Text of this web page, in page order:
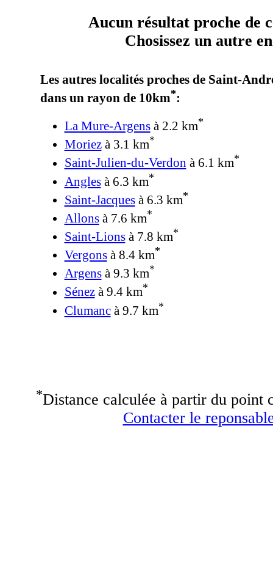
Aucun résultat proche de
Chosissez un autre
Les autres localités proches de Saint-
dans un rayon de 10km*:
La Mure-Argensà 2.2 km*
Moriezà 3.1 km*
Saint-Julien-du-Verdon à 6.1 km*
Anglesà 6.3 km*
Saint-Jacquesà 6.3 km*
Allonsà 7.6 km*
Saint-Lionsà 7.8 km*
Vergonsà 8.4 km*
Argensà 9.3 km*
Sénezà 9.4 km*
Clumancà 9.7 km*
*Distance calculée à partir du point
Contacter le